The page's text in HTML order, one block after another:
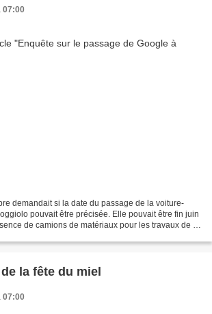
07:00
demandait si la date du passage de la voiture-
pouvait être précisée. Elle pouvait être fin juin
de camions de matériaux pour les travaux de la
la fête du miel
07:00